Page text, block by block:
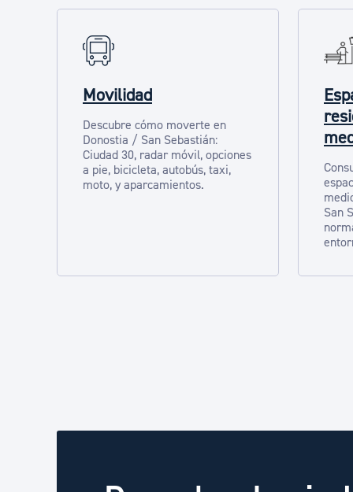
Movilidad
Descubre cómo moverte en
Donostia / San Sebastián:
Ciudad 30, radar móvil, opciones
a pie, bicicleta, autobús, taxi,
moto, y aparcamientos.
San